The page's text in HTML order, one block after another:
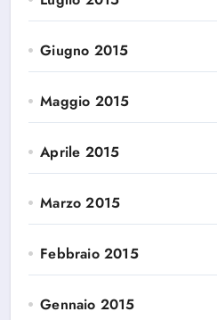
Giugno 2015
Maggio 2015
Aprile 2015
Marzo 2015
Febbraio 2015
Gennaio 2015